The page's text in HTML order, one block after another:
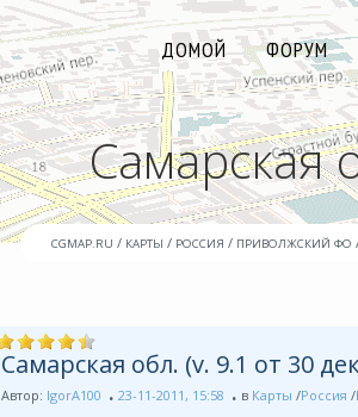
ДОМОЙ ФОРУМ
Самарская
CGMAP.RU / КАРТЫ / РОССИЯ / ПРИВОЛЖСКИЙ ФО
Самарская обл. (v. 9.1 от 30
Автор: IgorA100 23-11-2011, 15:58 в Карты /Россия /